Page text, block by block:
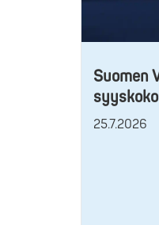
Suomen
25.7.2026